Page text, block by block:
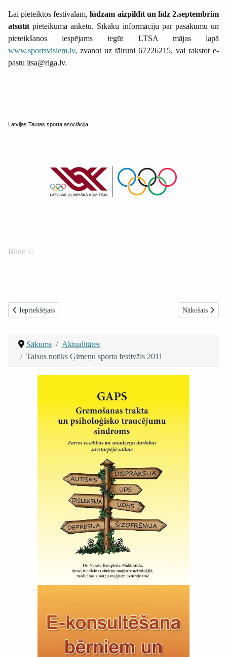
Lai pieteiktos festivālam,lūdzam aizpildīt un līdz 2.septembrim
atsūtīt pieteikuma anketu. Sīkāku informāciju par pasākumu un
pieteikšanos iespējams iegūt LTSA mājas lapā
www.sportsvisiem.lv, zvanot uz tālruni 67226215, vai rakstot e-
pastu ltsa@riga.lv.
Latvijas Tautas sporta asociācija
Bilde ©
Iepriekšējais raksts: Ja Tev nav stratēģijas – Tev nav nekā, ja Tev ir
Iepriekšējais Nākamais
Nākošais
Sākums
Aktualitātes
Talsos notiks Ģimeņu sporta festivāls 2011